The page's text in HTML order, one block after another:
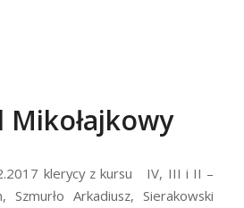
Mikołajkowy
klerycy z kursu IV, III i II –
Szmurło Arkadiusz, Sierakowski